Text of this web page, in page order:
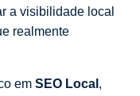
a visibilidade local
realmente
em SEO Local ,